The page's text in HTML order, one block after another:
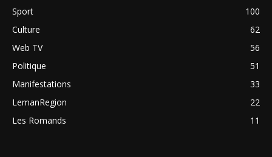
Sport
100
Culture
62
Web TV
56
Politique
51
Manifestations
33
LemanRegion
22
Les Romands
11